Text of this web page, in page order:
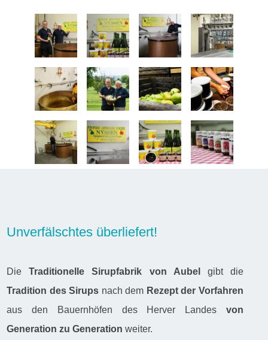
Unverfälschtes überliefert!
DieTraditionelle Sirupfabrik von Aubel
gibt die
Tradition des Sirups nach dem Rezept der Vorfahren
aus den Bauernhöfen des Herver Landes von
Generation zu Generation weiter.